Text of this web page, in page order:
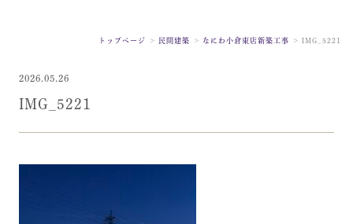
トップページ 民間建築 なにわ小倉東店新築工事 IMG_5221
2026.05.26
IMG_5221